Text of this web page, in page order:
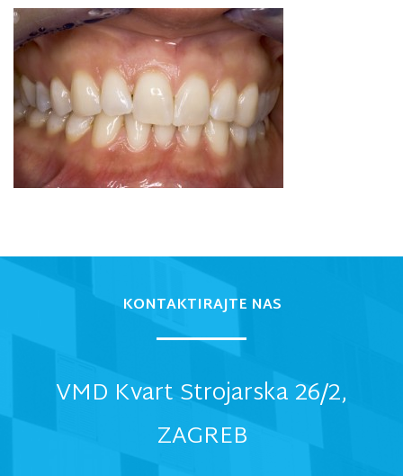
KONTAKTIRAJTE NAS
VMD Kvart Strojarska 26/2,
ZAGREB